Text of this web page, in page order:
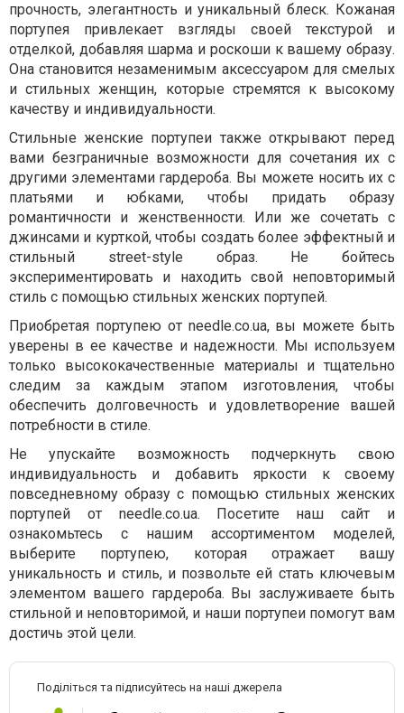
прочность, элегантность и уникальный блеск. Кожаная
портупея привлекает взгляды своей текстурой и
отделкой, добавляя шарма и роскоши к вашему образу.
Она становится незаменимым аксессуаром для смелых
и стильных женщин, которые стремятся к высокому
качеству и индивидуальности.
Стильные женские портупеи также открывают перед
вами безграничные возможности для сочетания их с
другими элементами гардероба. Вы можете носить их с
платьями и юбками, чтобы придать образу
романтичности и женственности. Или же сочетать с
джинсами и курткой, чтобы создать более эффектный и
стильный street-style образ. Не бойтесь
экспериментировать и находить свой неповторимый
стиль с помощью стильных женских портупей.
Приобретая портупею от needle.co.ua, вы можете быть
уверены в ее качестве и надежности. Мы используем
только высококачественные материалы и тщательно
следим за каждым этапом изготовления, чтобы
обеспечить долговечность и удовлетворение вашей
потребности в стиле.
Не упускайте возможность подчеркнуть свою
индивидуальность и добавить яркости к своему
повседневному образу с помощью стильных женских
портупей от needle.co.ua. Посетите наш сайт и
ознакомьтесь с нашим ассортиментом моделей,
выберите портупею, которая отражает вашу
уникальность и стиль, и позвольте ей стать ключевым
элементом вашего гардероба. Вы заслуживаете быть
стильной и неповторимой, и наши портупеи помогут вам
достичь этой цели.
Поділіться та підписуйтесь на наші джерела